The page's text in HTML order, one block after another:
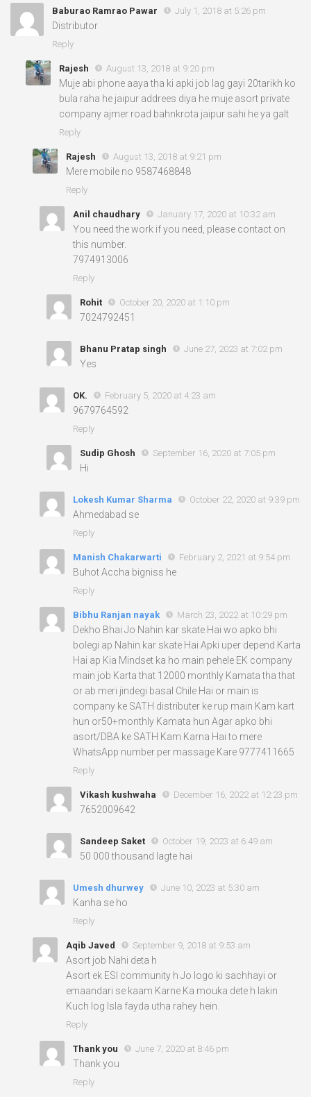
Baburao Ramrao Pawar July 1, 2018 at 5:26 pm
Distributor
Reply
Rajesh August 13, 2018 at 9:20 pm
Muje abi phone aaya tha ki apki job lag gayi 20tarikh ko
bula raha he jaipur addrees diya he muje asort private
company ajmer road bahnkrota jaipur sahi he ya galt
Reply
Rajesh August 13, 2018 at 9:21 pm
Mere mobile no 9587468848
Reply
Anil chaudhary January 17, 2020 at 10:32 am
You need the work if you need, please contact on
this number.
7974913006
Reply
Rohit October 20, 2020 at 1:10 pm
7024792451
Bhanu Pratap singh June 27, 2023 at 7:02 pm
Yes
OK. February 5, 2020 at 4:23 am
9679764592
Reply
Sudip Ghosh September 16, 2020 at 7:05 pm
Hi
Lokesh Kumar Sharma October 22, 2020 at 9:39 pm
Ahmedabad se
Reply
Manish Chakarwarti February 2, 2021 at 9:54 pm
Buhot Accha bigniss he
Reply
Bibhu Ranjan nayak March 23, 2022 at 10:29 pm
Dekho Bhai Jo Nahin kar skate Hai wo apko bhi
bolegi ap Nahin kar skate Hai Apki uper depend Karta
Hai ap Kia Mindset ka ho main pehele EK company
main job Karta that 12000 monthly Kamata tha that
or ab meri jindegi basal Chile Hai or main is
company ke SATH distributer ke rup main Kam kart
hun or50+monthly Kamata hun Agar apko bhi
asort/DBA ke SATH Kam Karna Hai to mere
WhatsApp number per massage Kare 9777411665
Reply
Vikash kushwaha December 16, 2022 at 12:23 pm
7652009642
Sandeep Saket October 19, 2023 at 6:49 am
50 000 thousand lagte hai
Umesh dhurwey June 10, 2023 at 5:30 am
Kanha se ho
Reply
Aqib Javed September 9, 2018 at 9:53 am
Asort job Nahi deta h
Asort ek ESI community h Jo logo ki sachhayi or
emaandari se kaam Karne Ka mouka dete h lakin
Kuch log Isla fayda utha rahey hein.
Reply
Thank you June 7, 2020 at 8:46 pm
Thank you
Reply